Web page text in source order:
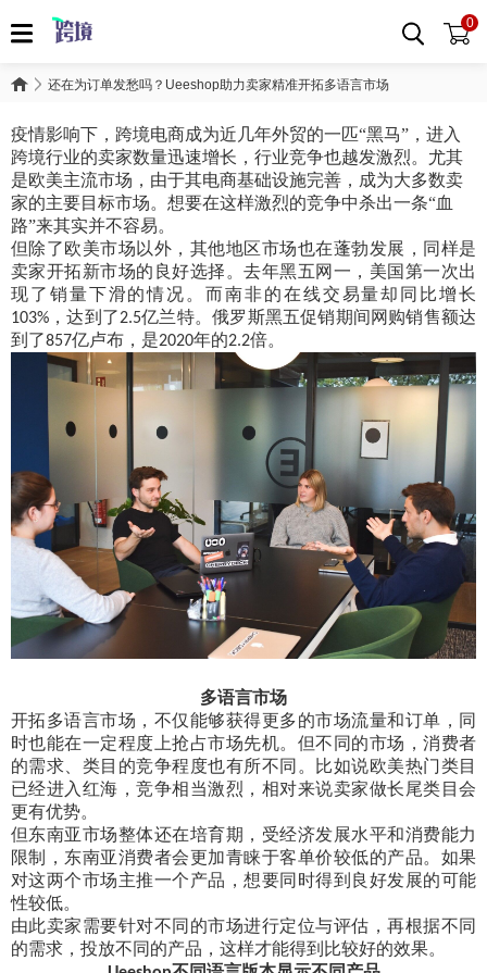
0
还在为订单发愁吗？Ueeshop助力卖家精准开拓多语言市场
疫情影响下，跨境电商成为近几年外贸的一匹“黑马”，进入
跨境行业的卖家数量迅速增长，行业竞争也越发激烈。尤其
是欧美主流市场，由于其电商基础设施完善，成为大多数卖
家的主要目标市场。想要在这样激烈的竞争中杀出一条“血
路”来其实并不容易。
但除了欧美市场以外，其他地区市场也在蓬勃发展，同样是
卖家开拓新市场的良好选择。去年黑五网一，美国第一次出
现了销量下滑的情况。而南非的在线交易量却同比增长
103% ，达到了2.5亿兰特。俄罗斯黑五促销期间网购销售额达
到了857亿卢布，是2020年的2.2倍。
多语言市场
开拓多语言市场，不仅能够获得更多的市场流量和订单，同
时也能在一定程度上抢占市场先机。但不同的市场，消费者
的需求、类目的竞争程度也有所不同。比如说欧美热门类目
已经进入红海，竞争相当激烈，相对来说卖家做长尾类目会
更有优势。
但东南亚市场整体还在培育期，受经济发展水平和消费能力
限制，东南亚消费者会更加青睐于客单价较低的产品。如果
对这两个市场主推一个产品，想要同时得到良好发展的可能
性较低。
由此卖家需要针对不同的市场进行定位与评估，再根据不同
的需求，投放不同的产品，这样才能得到比较好的效果。